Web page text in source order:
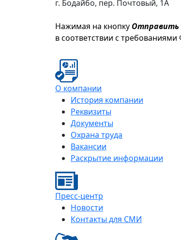
г. Бодайбо, пер. Почтовый, 1А
Нажимая на кнопку Отправить
в соответствии с
О компании
История компании
Реквизиты
Документы
Охрана труда
Вакансии
Раскрытие информации
Пресс-центр
Новости
Контакты для СМИ